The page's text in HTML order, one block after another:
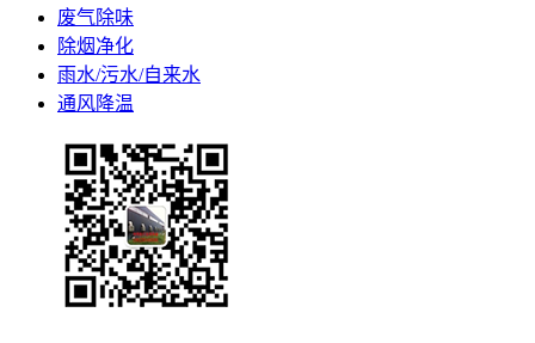
废气除味
除烟净化
雨水/污水/自来水
通风降温